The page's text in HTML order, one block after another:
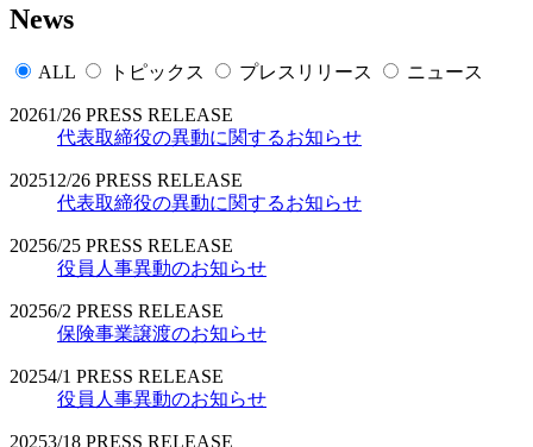
News
ALL トピックス プレスリリース ニュース
20261/26 PRESS RELEASE
代表取締役の異動に関するお知らせ
202512/26 PRESS RELEASE
代表取締役の異動に関するお知らせ
20256/25 PRESS RELEASE
役員人事異動のお知らせ
20256/2 PRESS RELEASE
保険事業譲渡のお知らせ
20254/1 PRESS RELEASE
役員人事異動のお知らせ
20253/18 PRESS RELEASE